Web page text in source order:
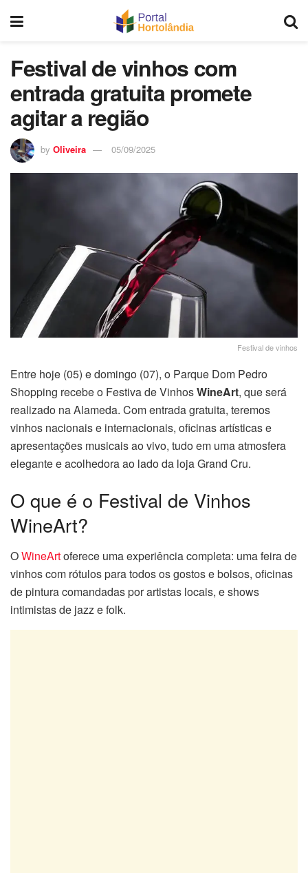
Festival de vinhos com
entrada gratuita promete
agitar a região
by Oliveira 05/09/2025
Festival de vinhos
Entre hoje (05) e domingo (07), o Parque Dom Pedro
Shopping recebe o Festiva de VinhosWineArt, que será
realizado na Alameda. Com entrada gratuita, teremos
vinhos nacionais e internacionais, oficinas artísticas e
apresentações musicais ao vivo, tudo em uma atmosfera
elegante e acolhedora ao lado da loja Grand Cru.
O que é o Festival de Vinhos
WineArt?
OWineArtoferece uma experiência completa: uma feira de
vinhos com rótulos para todos os gostos e bolsos, oficinas
de pintura comandadas por artistas locais, e shows
intimistas de jazz e folk.